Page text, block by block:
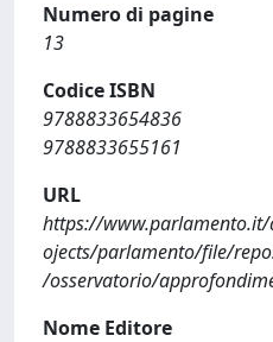
Numero di pagine
13
Codice ISBN
9788833654836
9788833655161
URL
https://
ojects/parlamento/file/
/osservatorio/
Nome Editore